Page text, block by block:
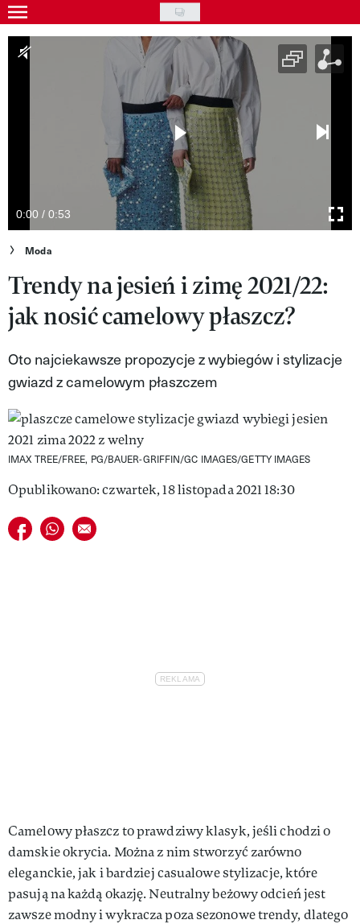
Skip
to
main
Gwiazdy
Kultura
Wideo
Nasze akcje
VIVA!ART
VIVA!LIFESTYLE
VIVA!MAN
VIVA!PEOPLE POWER
MAGAZYN VIVA!
0:00 / 0:53
Moda
Trendy na jesień i zimę 2021/22:
jak nosić camelowy płaszcz?
Oto najciekawsze propozycje z wybiegów i stylizacje
gwiazd z camelowym płaszczem
IMAX TREE/FREE, PG/BAUER-GRIFFIN/GC IMAGES/GETTY IMAGES
Opublikowano: czwartek, 18 listopada 2021 18:30
Udostępnij na facebook
Udostępnij na whatsapp
E-mail do przyjaciela
Camelowy płaszcz to prawdziwy klasyk, jeśli chodzi o
damskie okrycia. Można z nim stworzyć zarówno
eleganckie, jak i bardziej casualowe stylizacje, które
pasują na każdą okazję. Neutralny beżowy odcień jest
zawsze modny i wykracza poza sezonowe trendy, dlatego